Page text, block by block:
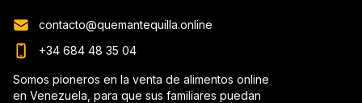
contacto@quemantequilla.online
+34 684 48 35 04
Somos pioneros en la venta de alimentos online
en Venezuela, para que sus familiares puedan